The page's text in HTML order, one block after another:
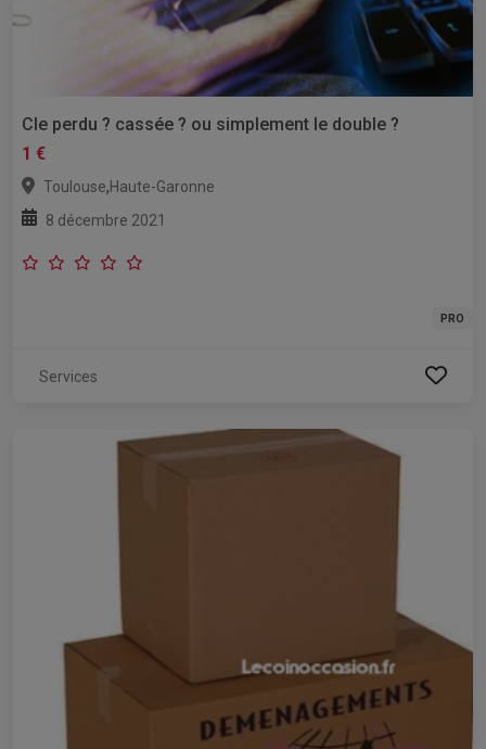
Cle perdu ? cassée ? ou simplement le double ?
1 €
Toulouse,Haute-Garonne
8 décembre 2021
PRO
Services